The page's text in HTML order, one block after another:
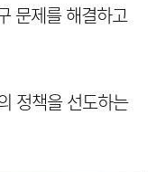
문제를 해결하고
정책을 선도하는